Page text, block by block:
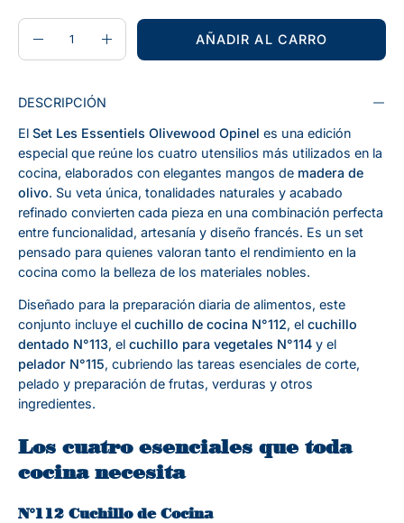
CANTIDAD
Cantidad
cantidad
Aumentar
cantidad
AÑADIR AL CARRO
DESCRIPCIÓN
El Set Les Essentiels Olivewood Opinel es una edición
especial que reúne los cuatro utensilios más utilizados en la
cocina, elaborados con elegantes mangos de madera de
olivo. Su veta única, tonalidades naturales y acabado
refinado convierten cada pieza en una combinación perfecta
entre funcionalidad, artesanía y diseño francés. Es un set
pensado para quienes valoran tanto el rendimiento en la
cocina como la belleza de los materiales nobles.
Diseñado para la preparación diaria de alimentos, este
conjunto incluye el cuchillo de cocina N°112, el cuchillo
dentado N°113, el cuchillo para vegetales N°114 y el
pelador N°115, cubriendo las tareas esenciales de corte,
pelado y preparación de frutas, verduras y otros
ingredientes.
Los cuatro esenciales que toda
cocina necesita
N°112 Cuchillo de Cocina